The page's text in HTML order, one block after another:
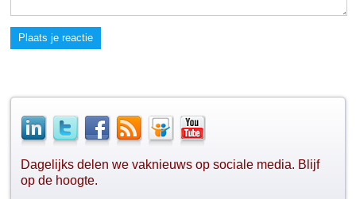
Plaats je reactie
Dagelijks delen we vaknieuws op sociale media. Blijf
op de hoogte.